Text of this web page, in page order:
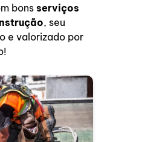
bonsserviços
, seu
e valorizado por